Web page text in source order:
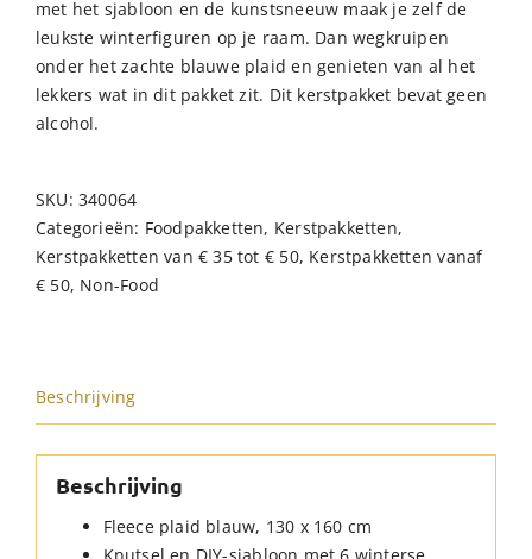
met het sjabloon en de kunstsneeuw maak je zelf de
leukste winterfiguren op je raam. Dan wegkruipen
onder het zachte blauwe plaid en genieten van al het
lekkers wat in dit pakket zit. Dit kerstpakket bevat geen
alcohol.
SKU:340064
Categorieën: Foodpakketten, Kerstpakketten,
Kerstpakketten van € 35 tot € 50, Kerstpakketten vanaf
€ 50, Non-Food
Beschrijving
Beschrijving
Fleece plaid blauw, 130 x 160 cm
Knutsel en DIY-sjabloon met 6 winterse